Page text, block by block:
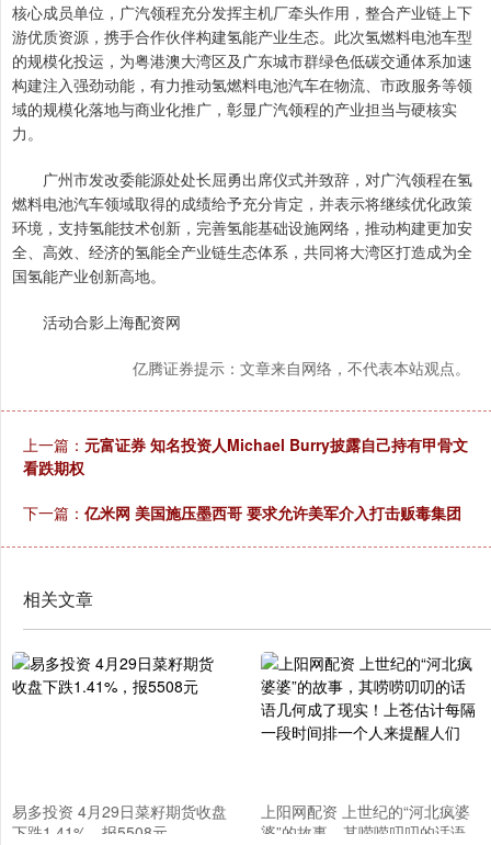
核心成员单位，广汽领程充分发挥主机厂牵头作用，整合产业链上下
游优质资源，携手合作伙伴构建氢能产业生态。此次氢燃料电池车型
的规模化投运，为粤港澳大湾区及广东城市群绿色低碳交通体系加速
构建注入强劲动能，有力推动氢燃料电池汽车在物流、市政服务等领
域的规模化落地与商业化推广，彰显广汽领程的产业担当与硬核实
力。
广州市发改委能源处处长屈勇出席仪式并致辞，对广汽领程在氢
燃料电池汽车领域取得的成绩给予充分肯定，并表示将继续优化政策
环境，支持氢能技术创新，完善氢能基础设施网络，推动构建更加安
全、高效、经济的氢能全产业链生态体系，共同将大湾区打造成为全
国氢能产业创新高地。
活动合影上海配资网
亿腾证券提示：文章来自网络，不代表本站观点。
上一篇： 元富证券 知名投资人Michael Burry披露自己持有甲骨文
看跌期权
下一篇： 亿米网 美国施压墨西哥 要求允许美军介入打击贩毒集团
相关文章
易多投资 4月29日菜籽期货收盘
下跌1.41%，报5508元
上阳网配资 上世纪的“河北疯婆
婆”的故事，其唠唠叨叨的话语